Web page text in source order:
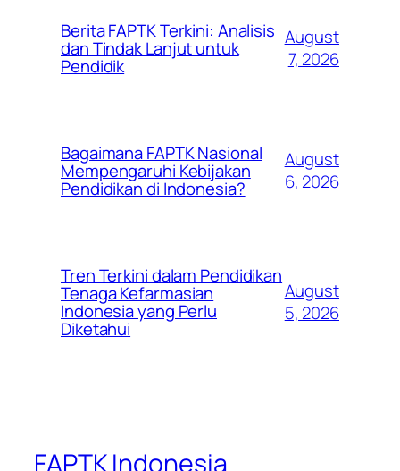
Berita FAPTK Terkini: Analisis
dan Tindak Lanjut untuk
Pendidik
August
7, 2026
Bagaimana FAPTK Nasional
Mempengaruhi Kebijakan
Pendidikan di Indonesia?
August
6, 2026
Tren Terkini dalam Pendidikan
Tenaga Kefarmasian
Indonesia yang Perlu
Diketahui
August
5, 2026
FAPTK Indonesia